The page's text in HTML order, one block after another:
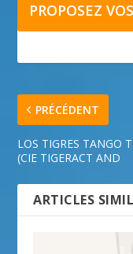
PROPOSEZ
PRÉCÉDENT
LOS TIGRES TANGO
(CIE TIGERACT AND
ARTICLES